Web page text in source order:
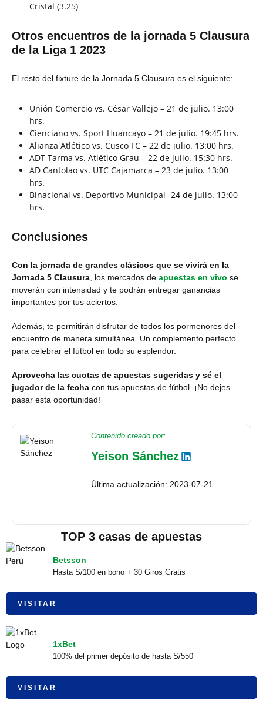
Cristal (3.25)
Otros encuentros de la jornada 5 Clausura
de la Liga 1 2023
El resto del fixture de la Jornada 5 Clausura es el siguiente:
Unión Comercio vs. César Vallejo – 21 de julio. 13:00
hrs.
Cienciano vs. Sport Huancayo – 21 de julio. 19:45 hrs.
Alianza Atlético vs. Cusco FC – 22 de julio. 13:00 hrs.
ADT Tarma vs. Atlético Grau – 22 de julio. 15:30 hrs.
AD Cantolao vs. UTC Cajamarca – 23 de julio. 13:00
hrs.
Binacional vs. Deportivo Municipal- 24 de julio. 13:00
hrs.
Conclusiones
Con la jornada de grandes clásicos que se vivirá en la
Jornada 5 Clausura , los mercados de apuestas en vivo se
moverán con intensidad y te podrán entregar ganancias
importantes por tus aciertos.
Además, te permitirán disfrutar de todos los pormenores del
encuentro de manera simultánea. Un complemento perfecto
para celebrar el fútbol en todo su esplendor.
Aprovecha las cuotas de apuestas sugeridas y sé el
jugador de la fecha con tus apuestas de fútbol. ¡No dejes
pasar esta oportunidad!
Contenido creado por:
Yeison Sánchez
Última actualización: 2023-07-21
TOP 3 casas de apuestas
Betsson
Hasta S/100 en bono + 30 Giros Gratis
VISITAR
1xBet
100% del primer depósito de hasta S/550
VISITAR